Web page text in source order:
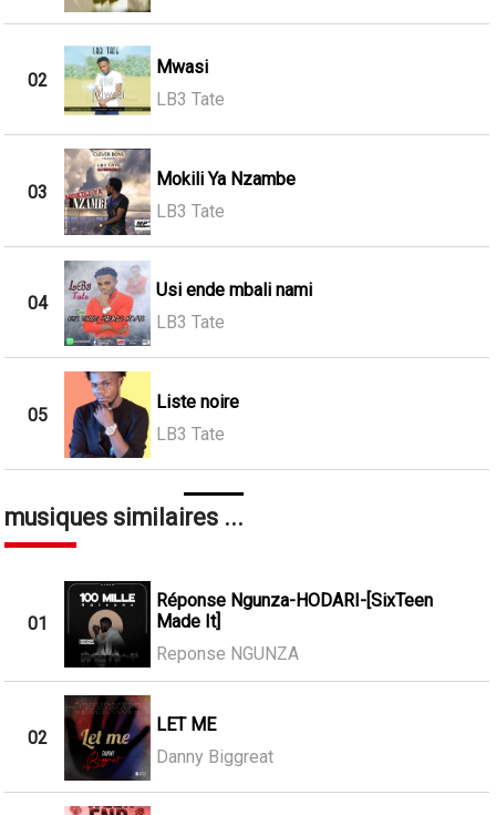
02
Mwasi
LB3 Tate
03
Mokili Ya Nzambe
LB3 Tate
04
Usi ende mbali nami
LB3 Tate
05
Liste noire
LB3 Tate
musiques similaires ...
01
Réponse Ngunza-HODARI-[SixTeen
Made It]
Reponse NGUNZA
02
LET ME
Danny Biggreat